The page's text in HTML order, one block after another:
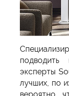
эксперты
лучших, по